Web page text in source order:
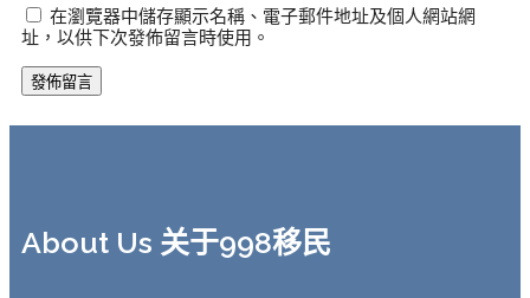
在瀏覽器中儲存顯示名稱、電子郵件地址及個人網站網
址，以供下次發佈留言時使用。
About Us 关于998移民